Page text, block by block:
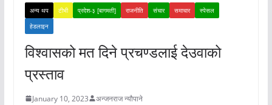
अन्य थप टीभी प्रदेश-३ [बागमती] राजनीति संचार समाचार
स्पेसल
हेडलाइन
विश्वासको मत दिने प्रचण्डलाई देउवाको
प्रस्ताव
January 10, 2023 अन्जनराज न्यौपाने